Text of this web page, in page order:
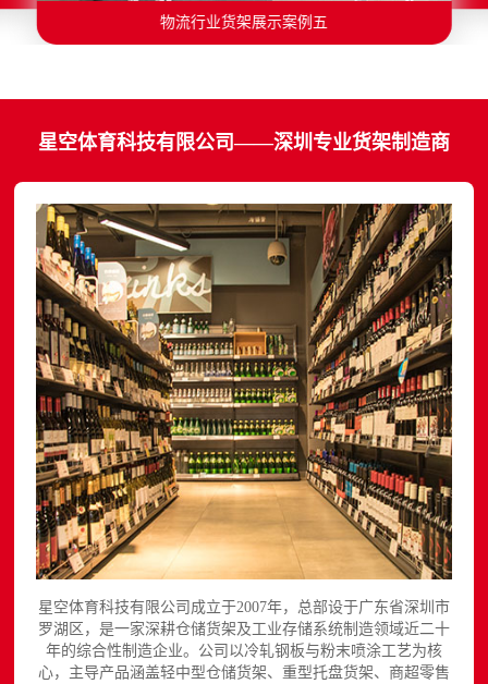
物流行业货架展示案例五
星空体育科技有限公司——深圳专业货架制造商
星空体育科技有限公司成立于2007年，总部设于广东省深圳市
罗湖区，是一家深耕仓储货架及工业存储系统制造领域近二十
年的综合性制造企业。公司以冷轧钢板与粉末喷涂工艺为核
心，主导产品涵盖轻中型仓储货架、重型托盘货架、商超零售